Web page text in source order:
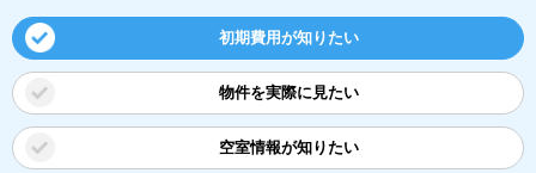
初期費用が知りたい
物件を実際に見たい
空室情報が知りたい